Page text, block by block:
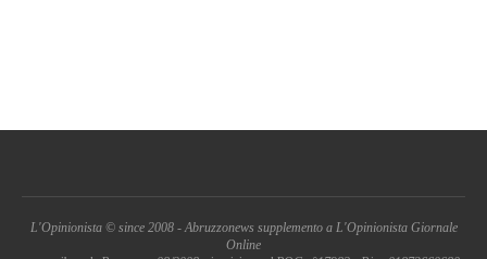
L'Opinionista © since 2008 - Abruzzonews supplemento a L'Opinionista Giornale
Online